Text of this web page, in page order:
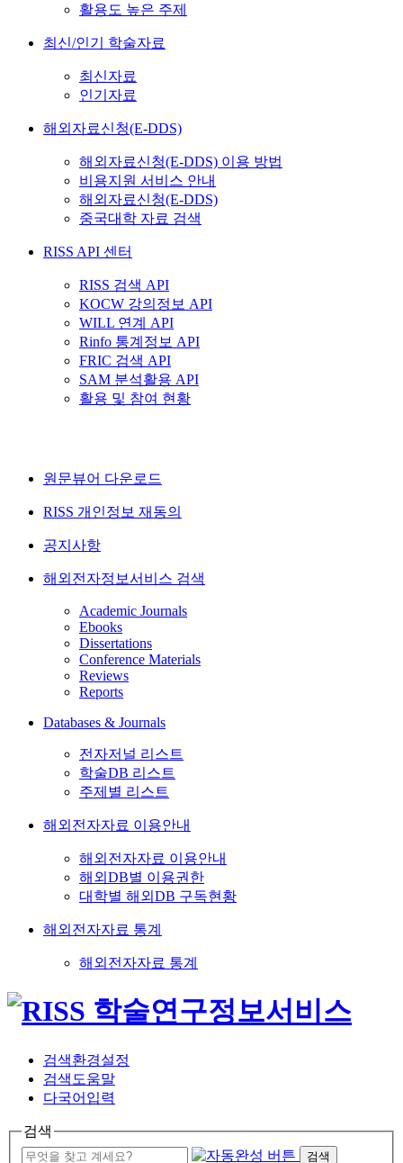
활용도 높은 주제
최신/인기 학술자료
최신자료
인기자료
해외자료신청(E-DDS)
해외자료신청(E-DDS) 이용 방법
비용지원 서비스 안내
해외자료신청(E-DDS)
중국대학 자료 검색
RISS API 센터
RISS 검색 API
KOCW 강의정보 API
WILL 연계 API
Rinfo 통계정보 API
FRIC 검색 API
SAM 분석활용 API
활용 및 참여 현황
원문뷰어 다운로드
RISS 개인정보 재동의
공지사항
해외전자정보서비스 검색
Academic Journals
Ebooks
Dissertations
Conference Materials
Reviews
Reports
Databases & Journals
전자저널 리스트
학술DB 리스트
주제별 리스트
해외전자자료 이용안내
해외전자자료 이용안내
해외DB별 이용권한
대학별 해외DB 구독현황
해외전자자료 통계
해외전자자료 통계
검색환경설정
검색도움말
다국어입력
검색
검색